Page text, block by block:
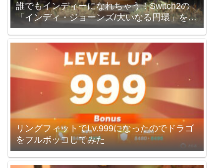
誰でもインディーになれちゃう！Switch2の
「インディ・ジョーンズ/大いなる円環」を買
いました。
リングフィットでLv.999になったのでドラゴ
をフルボッコしてみた